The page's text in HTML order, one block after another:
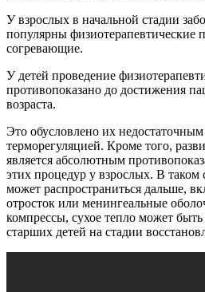
У взрослых в начальной стадии
популярны физиотерапевтические
согревающие.
У детей проведение
противопоказано до достижения
возраста.
Это обусловлено их
терморегуляцией. Кроме того,
является абсолютным
этих процедур у взрослых. В
может распространиться дальше,
отросток или менингеальные
компрессы, сухое тепло может
старших детей на стадии